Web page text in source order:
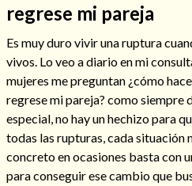
Hechizos de amor
regrese mi pareja
Es muy duro vivir una ruptura
vivos. Lo veo a diario en mi
mujeres me preguntan ¿cómo
regrese mi pareja? como siempre
especial, no hay un hechizo para
todas las rupturas, cada situación
concreto en ocasiones basta con
para conseguir ese cambio que